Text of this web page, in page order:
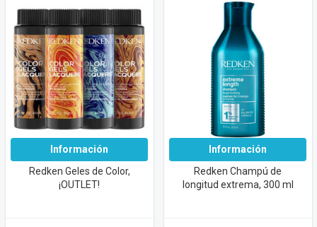
Información
Redken Geles de Color,
¡OUTLET!
Información
Redken Champú de
longitud extrema, 300 ml